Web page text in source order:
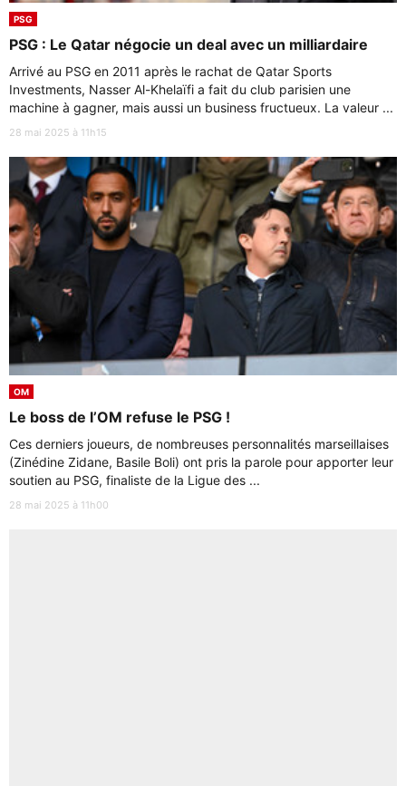
PSG
PSG : Le Qatar négocie un deal avec un milliardaire
Arrivé au PSG en 2011 après le rachat de Qatar Sports
Investments, Nasser Al-Khelaïfi a fait du club parisien une
machine à gagner, mais aussi un business fructueux. La valeur ...
28 mai 2025 à 11h15
OM
Le boss de l’OM refuse le PSG !
Ces derniers joueurs, de nombreuses personnalités marseillaises
(Zinédine Zidane, Basile Boli) ont pris la parole pour apporter leur
soutien au PSG, finaliste de la Ligue des ...
28 mai 2025 à 11h00